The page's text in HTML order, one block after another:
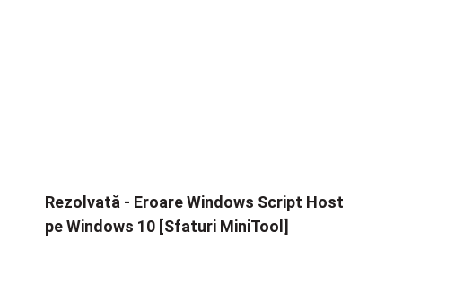
Rezolvată - Eroare Windows Script Host
pe Windows 10 [Sfaturi MiniTool]